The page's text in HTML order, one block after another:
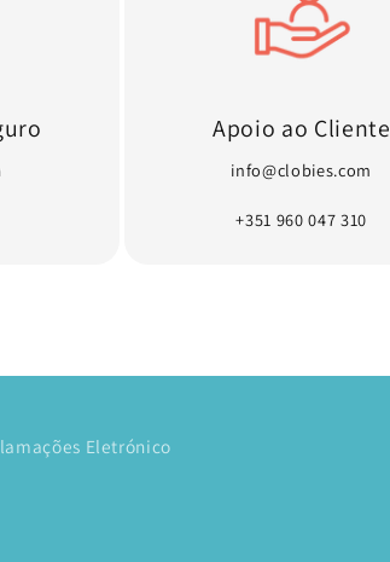
Apoio ao Cliente
info@clobies.com
+351 960 047 310
Eletrónico